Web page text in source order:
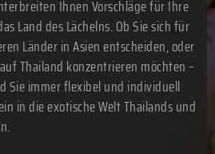
Ihnen Vorschläge für Ihre
Land des Lächelns. Ob Sie sich für
Länder in Asien entscheiden, oder
Thailand konzentrieren möchten –
Sie immer flexibel und individuell
in die exotische Welt Thailands und